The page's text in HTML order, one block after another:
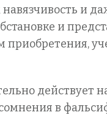
и
и
приобретения,
в